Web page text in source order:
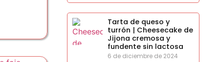
Tarta de queso y
turrón | Cheesecake de
Jijona cremosa y
fundente sin lactosa
6 de diciembre de 2024